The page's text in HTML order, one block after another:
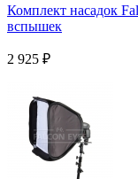
Комплект насадок
вспышек
2 925 ₽